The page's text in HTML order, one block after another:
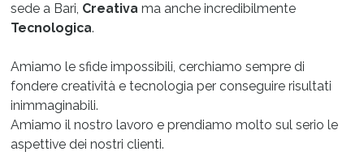
sede a Bari, Creativa ma anche incredibilmente
Tecnologica.
Amiamo le sfide impossibili, cerchiamo sempre di
fondere creatività e tecnologia per conseguire risultati
inimmaginabili.
Amiamo il nostro lavoro e prendiamo molto sul serio le
aspettive dei nostri clienti.